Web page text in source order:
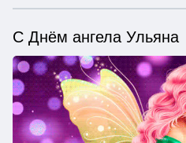
С Днём ангела Ульяна